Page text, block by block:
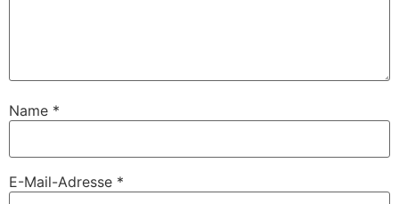
Name *
E-Mail-Adresse *